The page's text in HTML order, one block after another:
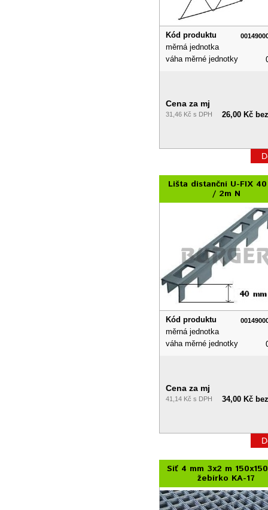
Kód produktu
měrná jednotka
váha měrné jednotky
Cena za mj
31,46 Kč s DPH 26,00 Kč
Lišta distanční U-FIX
/ 2m N
Kód produktu
měrná jednotka
váha měrné jednotky
Cena za mj
41,14 Kč s DPH 34,00 Kč
Síť 4 mm 3x2 m
žebírko KA-17